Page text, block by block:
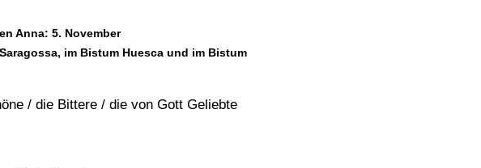
Anna: 5. November
im Bistum Huesca und im Bistum
/ die Bittere / die von Gott Geliebte